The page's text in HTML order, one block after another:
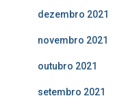
dezembro 2021
novembro 2021
outubro 2021
setembro 2021